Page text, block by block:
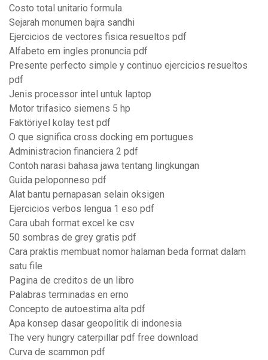
Costo total unitario formula
Sejarah monumen bajra sandhi
Ejercicios de vectores fisica resueltos pdf
Alfabeto em ingles pronuncia pdf
Presente perfecto simple y continuo ejercicios resueltos
pdf
Jenis processor intel untuk laptop
Motor trifasico siemens 5 hp
Faktöriyel kolay test pdf
O que significa cross docking em portugues
Administracion financiera 2 pdf
Contoh narasi bahasa jawa tentang lingkungan
Guida peloponneso pdf
Alat bantu pernapasan selain oksigen
Ejercicios verbos lengua 1 eso pdf
Cara ubah format excel ke csv
50 sombras de grey gratis pdf
Cara praktis membuat nomor halaman beda format dalam
satu file
Pagina de creditos de un libro
Palabras terminadas en erno
Concepto de autoestima alta pdf
Apa konsep dasar geopolitik di indonesia
The very hungry caterpillar pdf free download
Curva de scammon pdf